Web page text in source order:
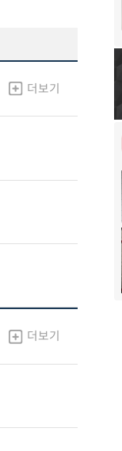
더보기
더보기